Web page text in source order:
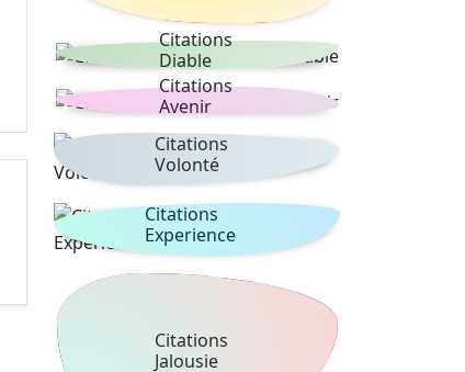
Citations
Diable
Citations
Avenir
Citations
Volonté
Citations
Experience
Citations
Jalousie